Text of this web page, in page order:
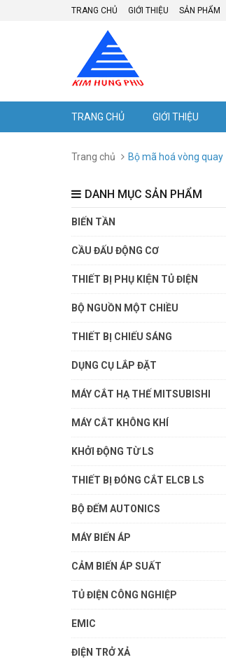
TRANG CHỦ GIỚI THIỆU SẢN PHẨM
TRANG CHỦ GIỚI THIỆU
Trang chủ Bộ mã hoá vòng quay
DANH MỤC SẢN PHẨM
BIẾN TẦN
CẦU ĐẤU ĐỘNG CƠ
THIẾT BỊ PHỤ KIỆN TỦ ĐIỆN
BỘ NGUỒN MỘT CHIỀU
THIẾT BỊ CHIẾU SÁNG
DỤNG CỤ LẮP ĐẶT
MÁY CẮT HẠ THẾ MITSUBISHI
MÁY CẮT KHÔNG KHÍ
KHỞI ĐỘNG TỪ LS
THIẾT BỊ ĐÓNG CẮT ELCB LS
BỘ ĐẾM AUTONICS
MÁY BIẾN ÁP
CẢM BIẾN ÁP SUẤT
TỦ ĐIỆN CÔNG NGHIỆP
EMIC
ĐIỆN TRỞ XẢ